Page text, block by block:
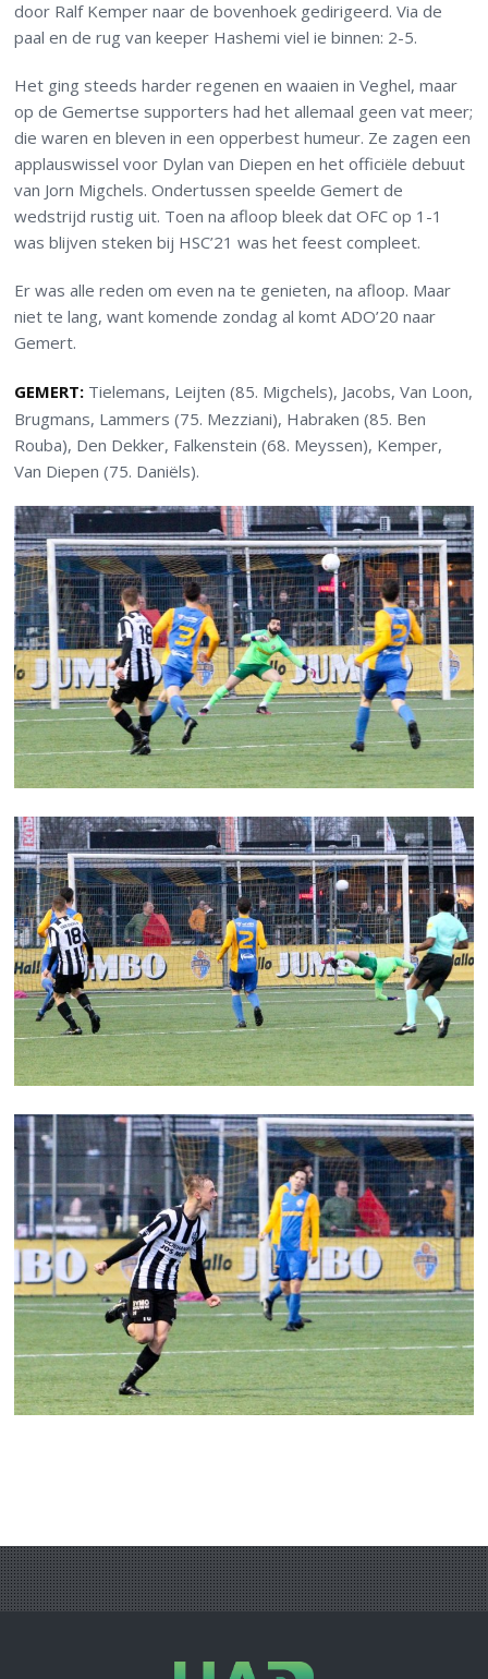
door Ralf Kemper naar de bovenhoek gedirigeerd. Via de
paal en de rug van keeper Hashemi viel ie binnen: 2-5.
Het ging steeds harder regenen en waaien in Veghel, maar
op de Gemertse supporters had het allemaal geen vat meer;
die waren en bleven in een opperbest humeur. Ze zagen een
applauswissel voor Dylan van Diepen en het officiële debuut
van Jorn Migchels. Ondertussen speelde Gemert de
wedstrijd rustig uit. Toen na afloop bleek dat OFC op 1-1
was blijven steken bij HSC’21 was het feest compleet.
Er was alle reden om even na te genieten, na afloop. Maar
niet te lang, want komende zondag al komt ADO’20 naar
Gemert.
GEMERT: Tielemans, Leijten (85. Migchels), Jacobs, Van Loon,
Brugmans, Lammers (75. Mezziani), Habraken (85. Ben
Rouba), Den Dekker, Falkenstein (68. Meyssen), Kemper,
Van Diepen (75. Daniëls).